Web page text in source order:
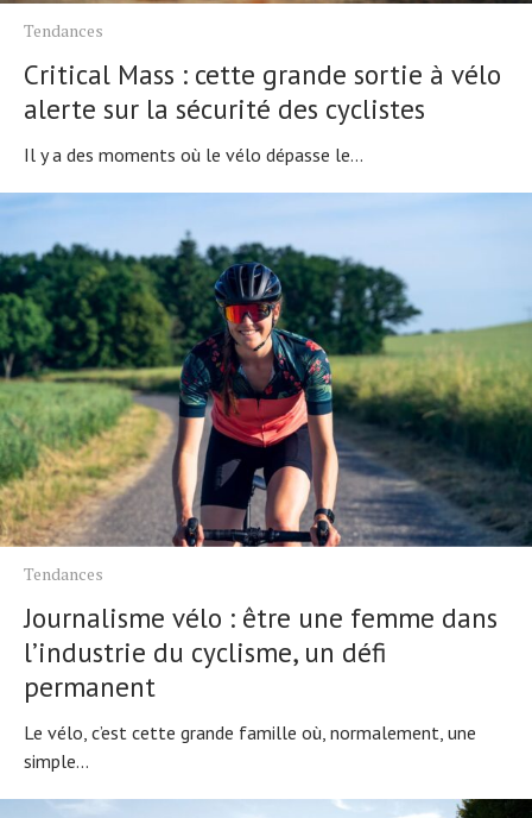
Tendances
Critical Mass : cette grande sortie à vélo
alerte sur la sécurité des cyclistes
Il y a des moments où le vélo dépasse le...
Tendances
Journalisme vélo : être une femme dans
l’industrie du cyclisme, un défi
permanent
Le vélo, c’est cette grande famille où, normalement, une
simple...